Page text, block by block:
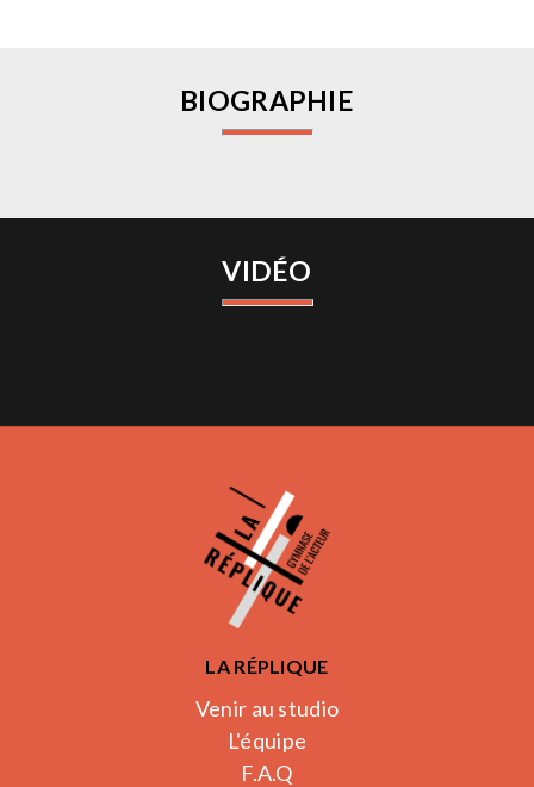
BIOGRAPHIE
VIDÉO
LA RÉPLIQUE
Venir au studio
L'équipe
F.A.Q